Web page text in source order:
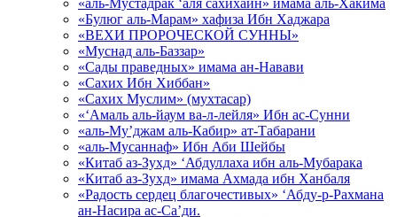
«аль-Мустадрак ‘аля сахихайн» имама аль-Хакима
«Булюг аль-Марам» хафиза Ибн Хаджара
«ВЕХИ ПРОРОЧЕСКОЙ СУННЫ»
«Муснад аль-Баззар»
«Сады праведных» имама ан-Навави
«Сахих Ибн Хиббан»
«Сахих Муслим» (мухтасар)
«‘Амаль аль-йаум ва-л-лейля» Ибн ас-Сунни
«аль-Му’джам аль-Кабир» ат-Табарани
«аль-Мусаннаф» Ибн Аби Шейбы
«Китаб аз-Зухд» ‘Абдуллаха ибн аль-Мубарака
«Китаб аз-Зухд» имама Ахмада ибн Ханбаля
«Радость сердец благочестивых» ‘Абду-р-Рахмана
ан-Насира ас-Са’ди.